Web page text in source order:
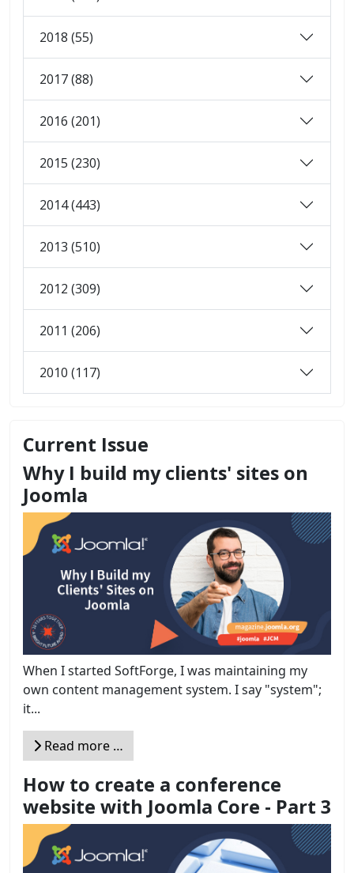
2018 (55)
2017 (88)
2016 (201)
2015 (230)
2014 (443)
2013 (510)
2012 (309)
2011 (206)
2010 (117)
Current Issue
Why I build my clients' sites on
Joomla
When I started SoftForge, I was maintaining my
own content management system. I say "system";
it...
Read more …
How to create a conference
website with Joomla Core - Part 3